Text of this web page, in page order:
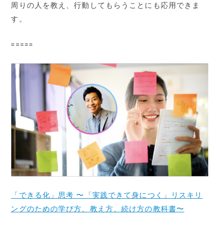
周りの人を教え、行動してもらうことにも応用できま
す。
=====
「できる化」思考 〜「実践できて身につく」リスキリ
ングのための学び方、教え方、続け方の教科書〜